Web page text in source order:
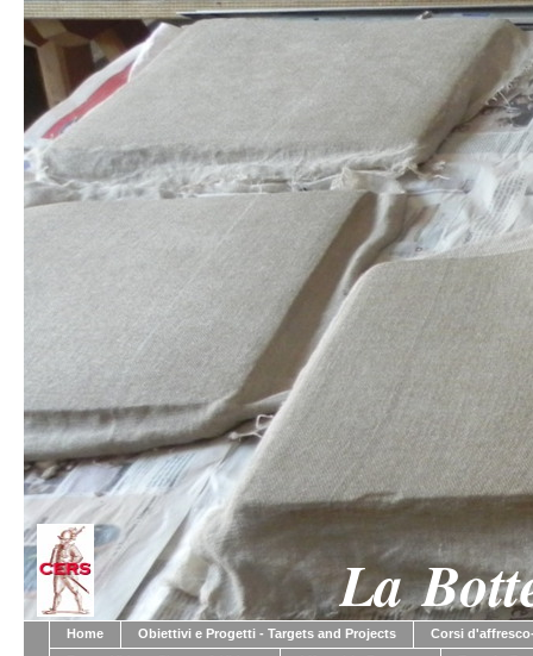
La
Home Obiettivi e Progetti - Targets and Projects
Corsi